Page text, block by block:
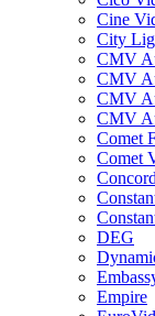
Cine
City
CMV
CMV
CMV
CMV
Comet
Comet
DEG
Empire